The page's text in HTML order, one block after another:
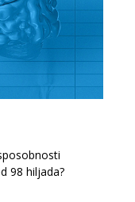
98 hiljada?